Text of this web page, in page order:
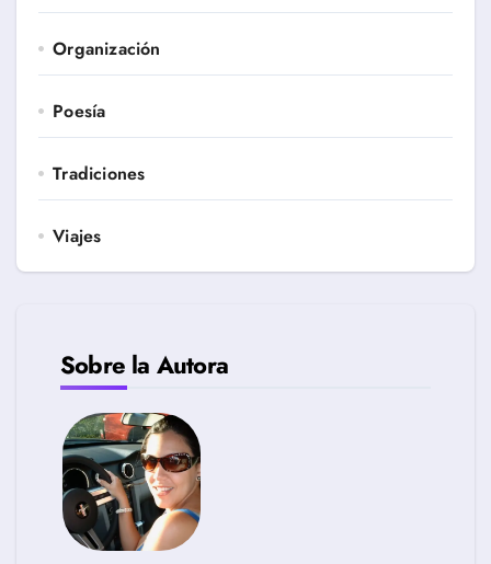
Organización
Poesía
Tradiciones
Viajes
Sobre la Autora